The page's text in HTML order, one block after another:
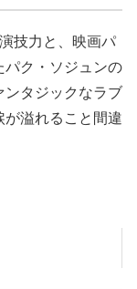
技力と、映画パ
パク・ソジュンの
ンタジックなラブ
が溢れること間違